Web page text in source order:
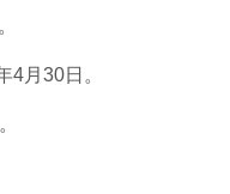
4月30日。